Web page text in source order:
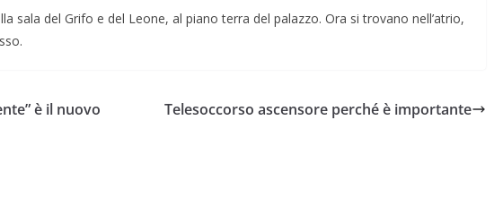
sala del Grifo e del Leone, al piano terra del palazzo. Ora si trovano nell’atrio,
è il nuovo
Telesoccorso ascensore perché è importante